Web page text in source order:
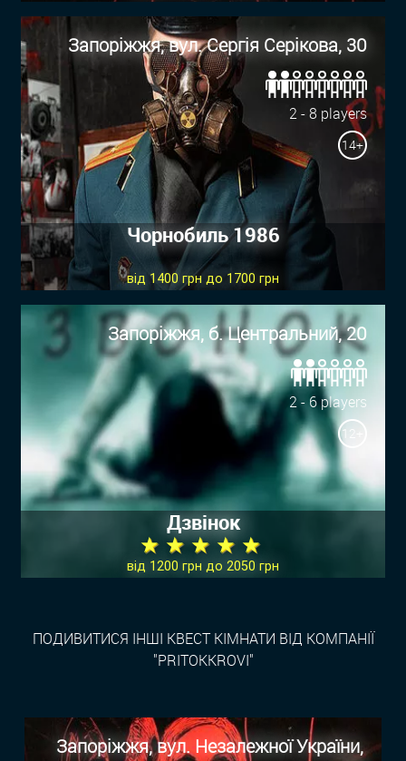
Запоріжжя, вул. Сергія Серікова, 30
2 - 8 players
14+
Чорнобиль 1986
від 1400 грн до 1700 грн
Запоріжжя, б. Центральний, 20
2 - 6 players
12+
Дзвінок
★ ★ ★ ★ ★
від 1200 грн до 2050 грн
ПОДИВИТИСЯ ІНШІ КВЕСТ КІМНАТИ ВІД КОМПАНІЇ
"PRITOKKROVI"
Запоріжжя, вул. Незалежної України,